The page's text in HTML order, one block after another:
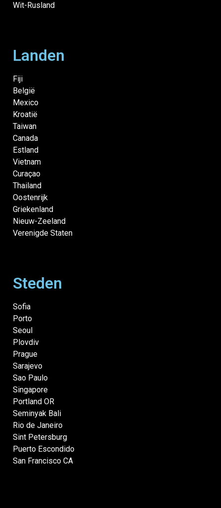
Wit-Rusland
Landen
Fiji
België
Mexico
Kroatië
Taiwan
Canada
Estland
Vietnam
Curaçao
Thailand
Oostenrijk
Griekenland
Nieuw-Zeeland
Verenigde Staten
Steden
Sofia
Porto
Seoul
Plovdiv
Prague
Sarajevo
Sao Paulo
Singapore
Portland OR
Seminyak Bali
Rio de Janeiro
Sint Petersburg
Puerto Escondido
San Francisco CA